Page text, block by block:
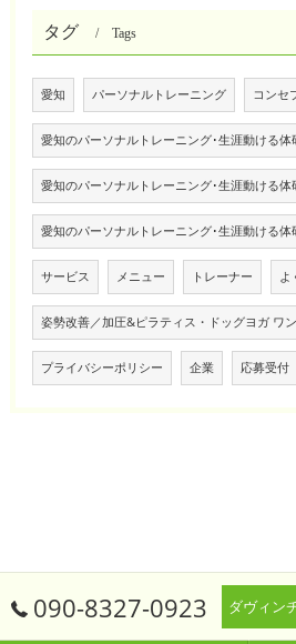
タグ Tags
愛知 パーソナルトレーニング コンセ
愛知のパーソナルトレーニング･生涯動ける
愛知のパーソナルトレーニング･生涯動ける
愛知のパーソナルトレーニング･生涯動ける
サービス メニュー トレーナー よ
姿勢改善／加圧&ピラティス・ドッグヨガ ワン
プライバシーポリシー 企業 応募受付
090-8327-0923 ダヴィン